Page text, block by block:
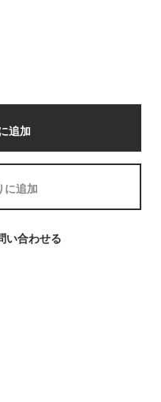
追加
に追加
い合わせる